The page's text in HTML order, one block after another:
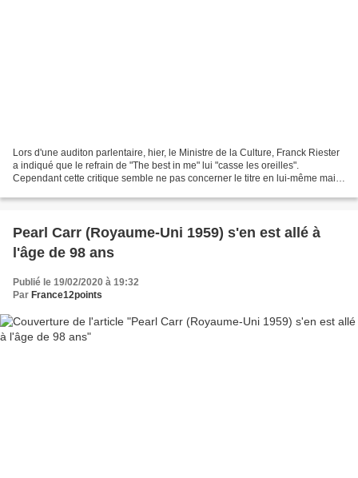
Lors d'une auditon parlentaire, hier, le Ministre de la Culture, Franck Riester
a indiqué que le refrain de "The best in me" lui "casse les oreilles".
Cependant cette critique semble ne pas concerner le titre en lui-même mais
Pearl Carr (Royaume-Uni 1959) s'en est allé à
l'âge de 98 ans
Publié le 19/02/2020 à 19:32
Par France12points